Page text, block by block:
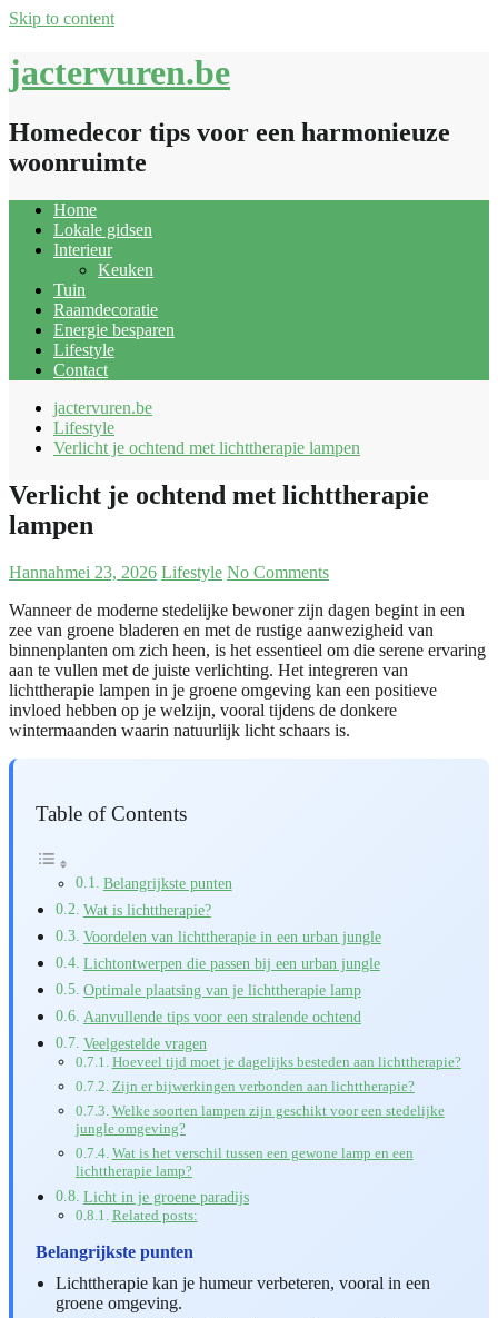
Skip to content
jactervuren.be
Homedecor tips voor een harmonieuze
woonruimte
Home
Lokale gidsen
Interieur
Keuken
Tuin
Raamdecoratie
Energie besparen
Lifestyle
Contact
jactervuren.be
Lifestyle
Verlicht je ochtend met lichttherapie lampen
Verlicht je ochtend met lichttherapie
lampen
Hannahmei 23, 2026 Lifestyle No Comments
Wanneer de moderne stedelijke bewoner zijn dagen begint in een
zee van groene bladeren en met de rustige aanwezigheid van
binnenplanten om zich heen, is het essentieel om die serene ervaring
aan te vullen met de juiste verlichting. Het integreren van
lichttherapie lampen in je groene omgeving kan een positieve
invloed hebben op je welzijn, vooral tijdens de donkere
wintermaanden waarin natuurlijk licht schaars is.
Table of Contents
Belangrijkste punten
Wat is lichttherapie?
Voordelen van lichttherapie in een urban jungle
Lichtontwerpen die passen bij een urban jungle
Optimale plaatsing van je lichttherapie lamp
Aanvullende tips voor een stralende ochtend
Veelgestelde vragen
Hoeveel tijd moet je dagelijks besteden aan lichttherapie?
Zijn er bijwerkingen verbonden aan lichttherapie?
Welke soorten lampen zijn geschikt voor een stedelijke
jungle omgeving?
Wat is het verschil tussen een gewone lamp en een
lichttherapie lamp?
Licht in je groene paradijs
Related posts:
Belangrijkste punten
Lichttherapie kan je humeur verbeteren, vooral in een
groene omgeving.